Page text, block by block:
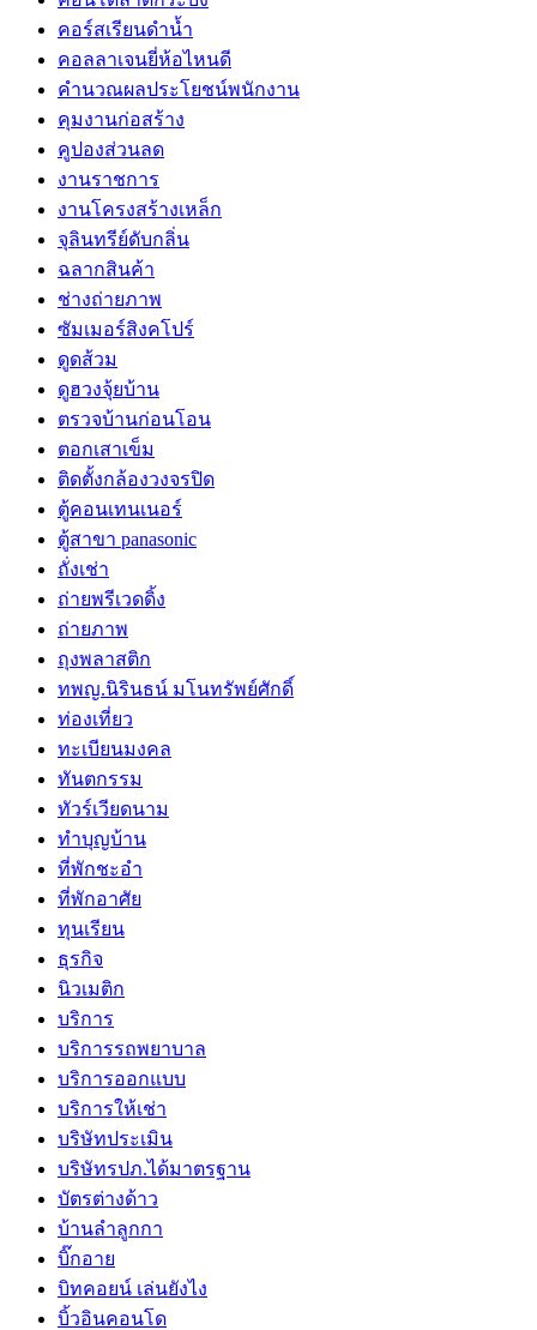
คอร์สเรียนดำน้ำ
คอลลาเจนยี่ห้อไหนดี
คำนวณผลประโยชน์พนักงาน
คุมงานก่อสร้าง
คูปองส่วนลด
งานราชการ
งานโครงสร้างเหล็ก
จุลินทรีย์ดับกลิ่น
ฉลากสินค้า
ช่างถ่ายภาพ
ซัมเมอร์สิงคโปร์
ดูดส้วม
ดูฮวงจุ้ยบ้าน
ตรวจบ้านก่อนโอน
ตอกเสาเข็ม
ติดตั้งกล้องวงจรปิด
ตู้คอนเทนเนอร์
ตู้สาขา panasonic
ถั่งเช่า
ถ่ายพรีเวดดิ้ง
ถ่ายภาพ
ถุงพลาสติก
ทพญ.นิรินธน์ มโนทรัพย์ศักดิ์
ท่องเที่ยว
ทะเบียนมงคล
ทันตกรรม
ทัวร์เวียดนาม
ทำบุญบ้าน
ที่พักชะอำ
ที่พักอาศัย
ทุนเรียน
ธุรกิจ
นิวเมติก
บริการ
บริการรถพยาบาล
บริการออกแบบ
บริการให้เช่า
บริษัทประเมิน
บริษัทรปภ.ได้มาตรฐาน
บัตรต่างด้าว
บ้านลำลูกกา
บิ๊กอาย
บิทคอยน์ เล่นยังไง
บิ้วอินคอนโด